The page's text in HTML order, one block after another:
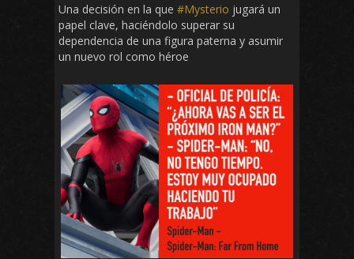
Una decisión en la que #Mysterio jugará un
papel clave, haciéndolo superar su
dependencia de una figura paterna y asumir
un nuevo rol como héroe